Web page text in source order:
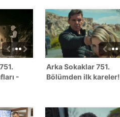
-
Arka Sokaklar 751.
Bölümden ilk kareler!